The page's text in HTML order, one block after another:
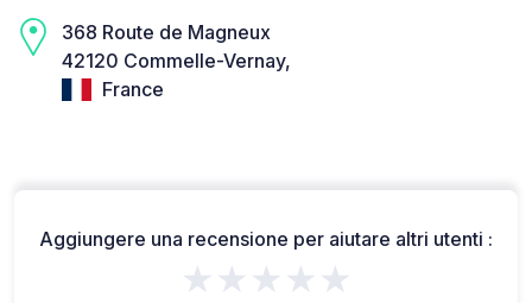
368 Route de Magneux
42120 Commelle-Vernay,
France
Aggiungere una recensione per aiutare altri utenti :
★★★★★